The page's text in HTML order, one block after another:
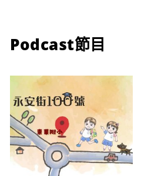
Podcast節目